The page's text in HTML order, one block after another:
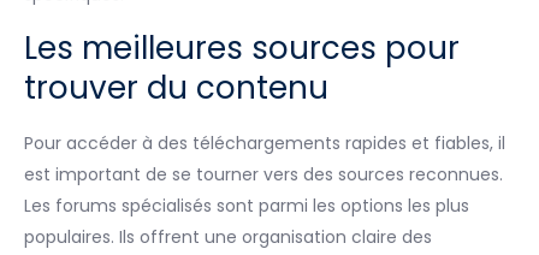
Les meilleures sources pour
trouver du contenu
Pour accéder à des téléchargements rapides et fiables, il
est important de se tourner vers des sources reconnues.
Les forums spécialisés sont parmi les options les plus
populaires. Ils offrent une organisation claire des